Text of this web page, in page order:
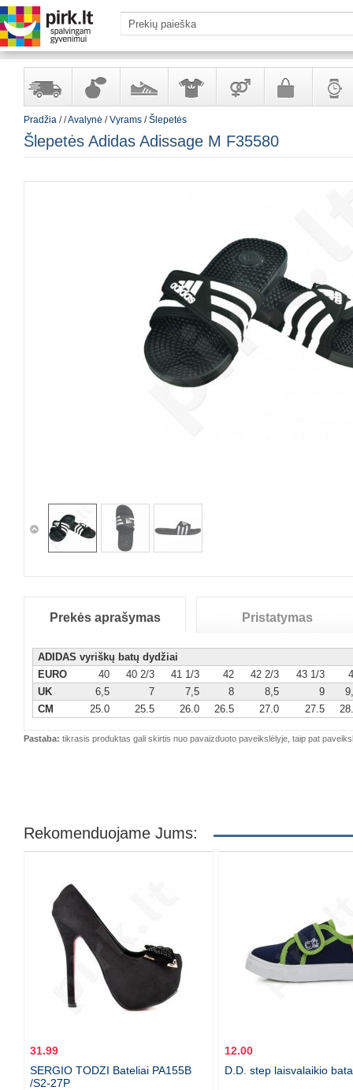
Yra
sandėlyje
ir
kosmetika
ir
aksesuarai
suaugusiems
Pradžia //Avalynė /Vyrams /Šlepetės
Šlepetės Adidas Adissage M F35580
Prekės aprašymas Pristatymas
ADIDAS vyriškų batų dydžiai
EURO
40 40 2/3 41 1/3 42 42 2/3 43 1/3
UK
6,5 7 7,5 8 8,5 9
CM
25.0 25.5 26.0 26.5 27.0 27.5
Pastaba: tikrasis produktas gali skirtis nuo pavaizduoto paveikslėlyje, taip pat
Rekomenduojame Jums:
31.99
SERGIO TODZI Bateliai PA155B
/S2-27P
12.00
D.D. step laisvalaikio